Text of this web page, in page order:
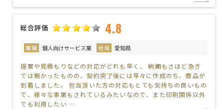
総合評価 4.8
業種 個人向けサービス業 地域 愛知県
提案や見積もりなどの対応がどれも早く、 納期もさほど急ぎ
では無かったものの、契約完了後には早々に作成のち、商品が
到着しました。 担当頂いた方の対応もとても気持ちの良いもの
で、様々な事業もされているみたいなので、また印刷関係以外
でも利用したい …